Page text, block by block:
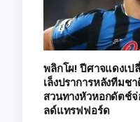
พลิกโผ! ปีศาจแดงเป
เล็งปราการหลังทีมช
สวนทางหัวหอกดัตช์
ลด์แทรฟฟอร์ด